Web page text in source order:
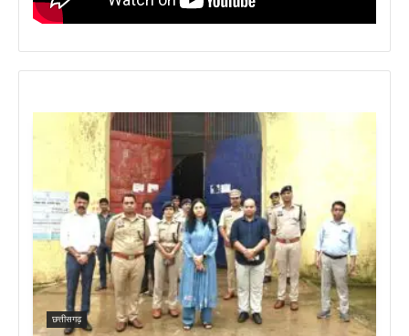
छत्तीसगढ़